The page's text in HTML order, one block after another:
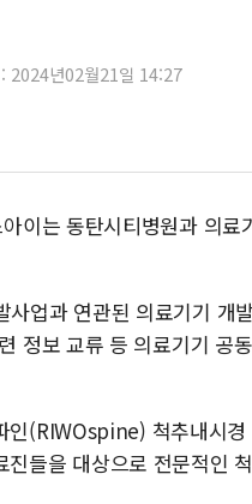
2024년02월21일 14:27
이는 동탄시티병원과 의료
업과 연관된 의료기기 개
정보 교류 등 의료기기 공
(RIWOspine) 척추내시
들을 대상으로 전문적인